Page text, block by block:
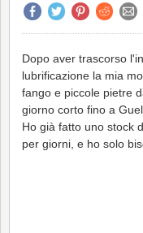
Dopo aver trascorso
lubrificazione la mia
fango e piccole pietre
giorno corto fino a
Ho già fatto uno stock
per giorni, e ho solo